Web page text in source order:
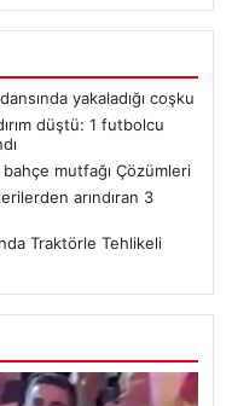
yakaladığı coşku
düştü: 1 futbolcu
mutfağı Çözümleri
arındıran 3
Traktörle Tehlikeli